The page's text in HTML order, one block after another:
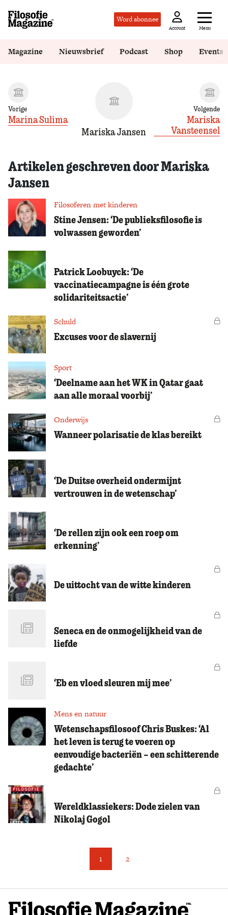
Word abonnee
Account Menu
Magazine Nieuwsbrief Podcast Shop Events
Vorige
Marina Sulima
Mariska Jansen
Volgende
Mariska
Vansteensel
Artikelen geschreven door Mariska
Jansen
Filosoferen met kinderen
Stine Jensen: ‘De publieksfilosofie is
volwassen geworden’
Patrick Loobuyck: ‘De
vaccinatiecampagne is één grote
solidariteitsactie’
Schuld
Excuses voor de slavernij
Sport
‘Deelname aan het WK in Qatar gaat
aan alle moraal voorbij’
Onderwijs
Wanneer polarisatie de klas bereikt
‘De Duitse overheid ondermijnt
vertrouwen in de wetenschap’
‘De rellen zijn ook een roep om
erkenning’
De uittocht van de witte kinderen
Seneca en de onmogelijkheid van de
liefde
‘Eb en vloed sleuren mij mee’
Mens en natuur
Wetenschapsfilosoof Chris Buskes: ‘Al
het leven is terug te voeren op
eenvoudige bacteriën – een schitterende
gedachte’
Wereldklassiekers: Dode zielen van
Nikolaj Gogol
1 2